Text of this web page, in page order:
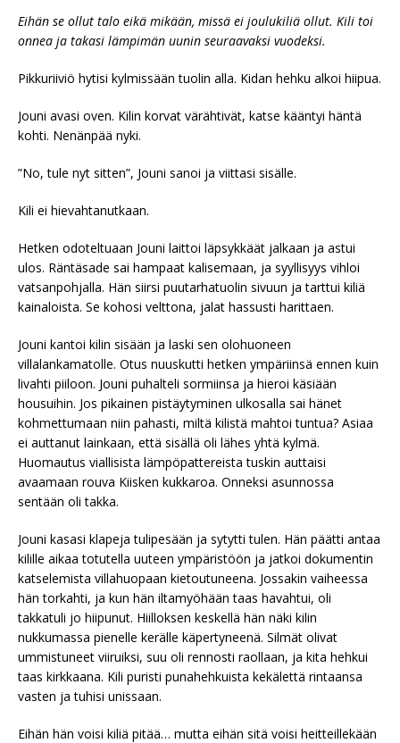
Eihän se ollut talo eikä mikään, missä ei joulukiliä ollut. Kili toi
onnea ja takasi lämpimän uunin seuraavaksi vuodeksi.
Pikkuriiviö hytisi kylmissään tuolin alla. Kidan hehku alkoi hiipua.
Jouni avasi oven. Kilin korvat värähtivät, katse kääntyi häntä
kohti. Nenänpää nyki.
”No, tule nyt sitten”, Jouni sanoi ja viittasi sisälle.
Kili ei hievahtanutkaan.
Hetken odoteltuaan Jouni laittoi läpsykkäät jalkaan ja astui
ulos. Räntäsade sai hampaat kalisemaan, ja syyllisyys vihloi
vatsanpohjalla. Hän siirsi puutarhatuolin sivuun ja tarttui kiliä
kainaloista. Se kohosi velttona, jalat hassusti harittaen.
Jouni kantoi kilin sisään ja laski sen olohuoneen
villalankamatolle. Otus nuuskutti hetken ympäriinsä ennen kuin
livahti piiloon. Jouni puhalteli sormiinsa ja hieroi käsiään
housuihin. Jos pikainen pistäytyminen ulkosalla sai hänet
kohmettumaan niin pahasti, miltä kilistä mahtoi tuntua? Asiaa
ei auttanut lainkaan, että sisällä oli lähes yhtä kylmä.
Huomautus viallisista lämpöpattereista tuskin auttaisi
avaamaan rouva Kiisken kukkaroa. Onneksi asunnossa
sentään oli takka.
Jouni kasasi klapeja tulipesään ja sytytti tulen. Hän päätti antaa
kilille aikaa totutella uuteen ympäristöön ja jatkoi dokumentin
katselemista villahuopaan kietoutuneena. Jossakin vaiheessa
hän torkahti, ja kun hän iltamyöhään taas havahtui, oli
takkatuli jo hiipunut. Hiilloksen keskellä hän näki kilin
nukkumassa pienelle kerälle käpertyneenä. Silmät olivat
ummistuneet viiruiksi, suu oli rennosti raollaan, ja kita hehkui
taas kirkkaana. Kili puristi punahehkuista kekälettä rintaansa
vasten ja tuhisi unissaan.
Eihän hän voisi kiliä pitää… mutta eihän sitä voisi heitteillekään